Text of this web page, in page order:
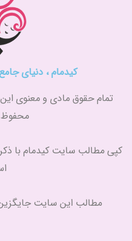
کیدمام ، دنیای
محفوظ
کپی مطالب سایت کیدمام با
مطالب این سایت